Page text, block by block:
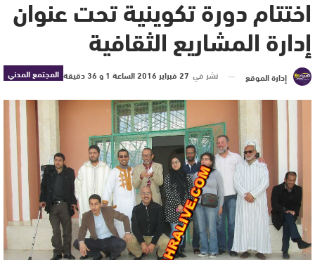
اختتام دورة تكوينية تحت عنوان
إدارة المشاريع الثقافية
المجتمع المدني إدارة الموقع نشر في 27 فبراير 2016 الساعة 1 و 36 دقيقة